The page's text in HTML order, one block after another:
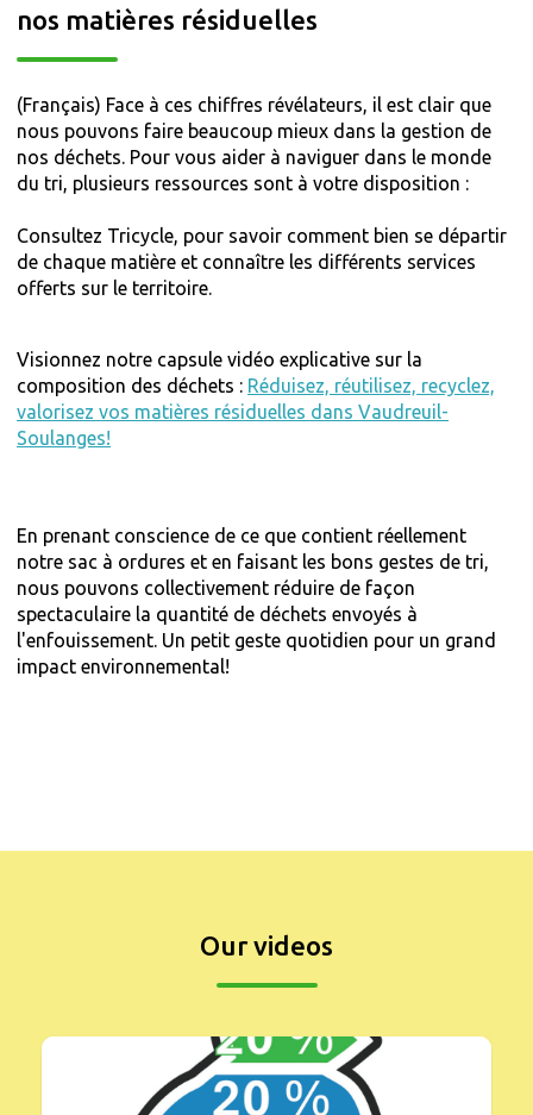
nos matières résiduelles
(Français) Face à ces chiffres révélateurs, il est clair que
nous pouvons faire beaucoup mieux dans la gestion de
nos déchets. Pour vous aider à naviguer dans le monde
du tri, plusieurs ressources sont à votre disposition :
Consultez Tricycle, pour savoir comment bien se départir
de chaque matière et connaître les différents services
offerts sur le territoire.
Visionnez notre capsule vidéo explicative sur la
composition des déchets : Réduisez, réutilisez, recyclez,
valorisez vos matières résiduelles dans Vaudreuil-
Soulanges!
En prenant conscience de ce que contient réellement
notre sac à ordures et en faisant les bons gestes de tri,
nous pouvons collectivement réduire de façon
spectaculaire la quantité de déchets envoyés à
l'enfouissement. Un petit geste quotidien pour un grand
impact environnemental!
Our videos